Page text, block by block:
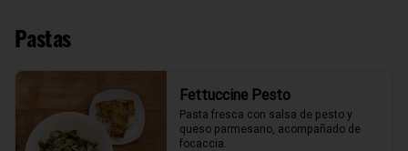
Pastas
Fettuccine Pesto
Pasta fresca con salsa de pesto y
queso parmesano, acompañado de
focaccia.